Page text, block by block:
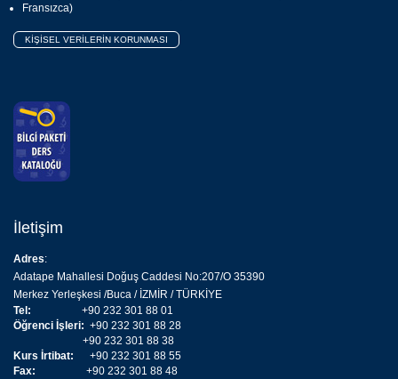
Fransızca)
KİŞİSEL VERİLERİN KORUNMASI
İletişim
Adres:
Adatape Mahallesi Doğuş Caddesi No:207/O 35390
Merkez Yerleşkesi /Buca / İZMİR / TÜRKİYE
Tel:
+90 232 301 88 01
Öğrenci İşleri: +90 232 301 88 28
+90 232 301 88 38
Kurs İrtibat:
+90 232 301 88 55
Fax:
+90 232 301 88 48